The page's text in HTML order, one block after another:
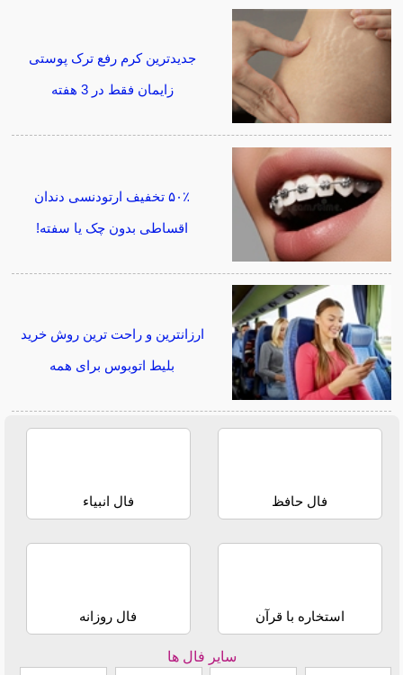
جدیدترین کرم رفع ترک پوستی
زایمان فقط در 3 هفته
۵۰٪ تخفیف ارتودنسی دندان
اقساطی بدون چک یا سفته!
ارزانترین و راحت ترین روش خرید
بلیط اتوبوس برای همه
فال حافظ فال انبیاء
استخاره با قرآن فال روزانه
سایر فال ها